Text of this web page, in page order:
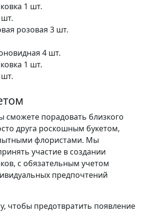
1 шт.
розовая 3 шт.
4 шт.
1 шт.
сможете порадовать близкого
друга роскошным букетом,
флористами. Мы
участие в создании
с обязательным учетом
предпочтений
чтобы предотвратить появление